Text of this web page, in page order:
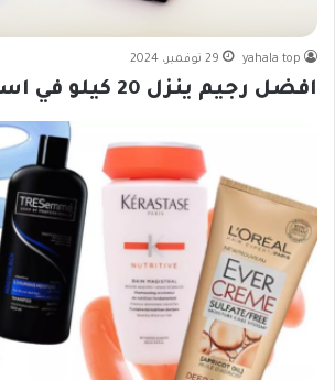
yahala top 29 نوفمبر، 2024
افضل رجيم ينزل 20 كيلو في اسبوع مجرب